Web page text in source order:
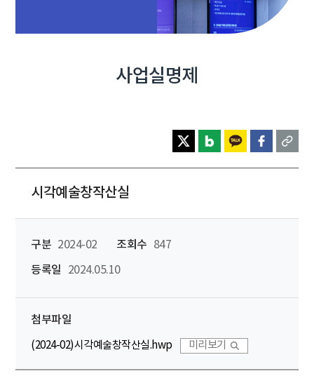
사업실명제
시각예술창작산실
구분 2024-02 조회수
847
등록일
2024.05.10
첨부파일
(2024-02)시각예술창작산실.hwp 미리보기